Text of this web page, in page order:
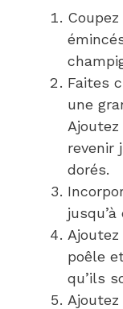
Faites
une
revenir
dorés.
poêle
qu’ils